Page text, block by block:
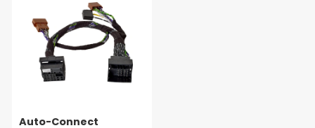
Auto-Connect